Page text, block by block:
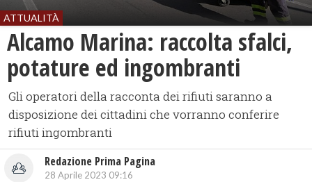
ATTUALITÀ
Alcamo Marina: raccolta sfalci,
potature ed ingombranti
Gli operatori della racconta dei rifiuti saranno a
disposizione dei cittadini che vorranno conferire
rifiuti ingombranti
Redazione Prima Pagina
28 Aprile 2023 09:16